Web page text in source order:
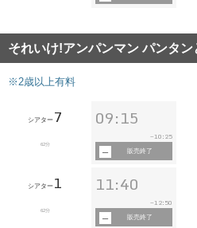
それいけ!アンパンマン パンタン
※2歳以上有料
シアター 7
62分
09:15
~10:25
販売終了
シアター 1
62分
11:40
~12:50
販売終了